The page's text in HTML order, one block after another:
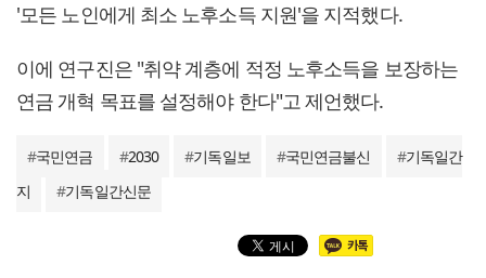
'모든 노인에게 최소 노후소득 지원'을 지적했다.
이에 연구진은 "취약 계층에 적정 노후소득을 보장하는
연금 개혁 목표를 설정해야 한다"고 제언했다.
#국민연금 #2030 #기독일보 #국민연금불신 #기독일간
지
#기독일간신문